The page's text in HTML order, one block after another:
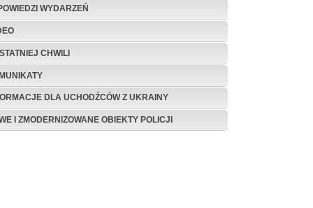
WYDARZEŃ
CHWILI
DLA UCHODŹCÓW Z UKRAINY
I ZMODERNIZOWANE OBIEKTY POLICJI